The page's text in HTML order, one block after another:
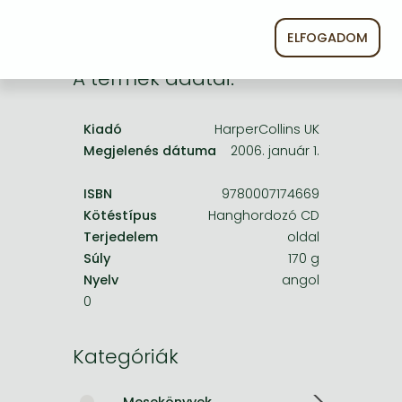
Frieren manga
A termék adatai:
Kiadó
HarperCollins UK
Megjelenés dátuma
2006. január 1.
ISBN
9780007174669
Kötéstípus
Hanghordozó CD
Terjedelem
oldal
Súly
170 g
Nyelv
angol
0
Kategóriák
ELFOGADOM